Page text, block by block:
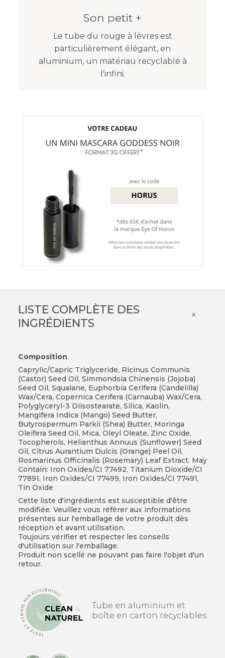
Son petit +
Le tube du rouge à lèvres est
particulièrement élégant, en
aluminium, un matériau recyclable à
l'infini.
LISTE COMPLÈTE DES
INGRÉDIENTS
×
Composition
Caprylic/Capric Triglyceride, Ricinus Communis
(Castor) Seed Oil, Simmondsia Chinensis (Jojoba)
Seed Oil, Squalane, Euphorbia Cerifera (Candelilla)
Wax/Cera, Copernica Cerifera (Carnauba) Wax/Cera,
Polyglyceryl-3 Diisostearate, Silica, Kaolin,
Mangifera Indica (Mango) Seed Butter,
Butyrospermum Parkii (Shea) Butter, Moringa
Oleifera Seed Oil, Mica, Oleyl Oleate, Zinc Oxide,
Tocopherols, Helianthus Annuus (Sunflower) Seed
Oil, Citrus Aurantium Dulcis (Orange) Peel Oil,
Rosmarinus Officinalis (Rosemary) Leaf Extract. May
Contain: Iron Oxides/CI 77492, Titanium Dioxide/CI
77891, Iron Oxides/CI 77499, Iron Oxides/CI 77491,
Tin Oxide
Cette liste d'ingrédients est susceptible d'être
modifiée. Veuillez vous référer aux informations
présentes sur l'emballage de votre produit dès
réception et avant utilisation.
Toujours vérifier et respecter les conseils
d'utilisation sur l'emballage.
Produit non scellé ne pouvant pas faire l'objet d'un
retour.
Tube en aluminium et
boîte en carton recyclables